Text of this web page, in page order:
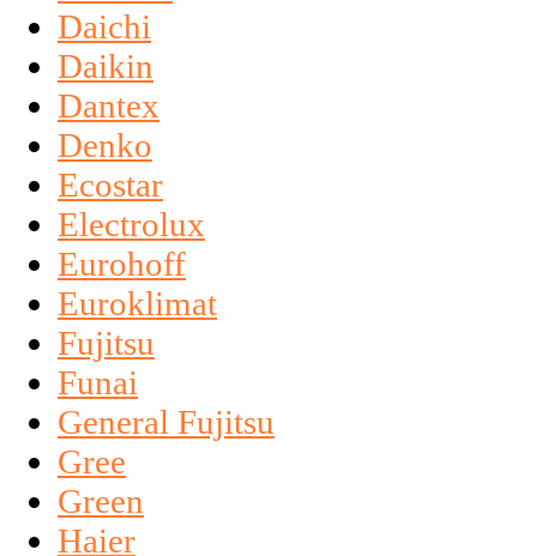
Daichi
Daikin
Dantex
Denko
Ecostar
Electrolux
Eurohoff
Euroklimat
Fujitsu
Funai
General Fujitsu
Gree
Green
Haier